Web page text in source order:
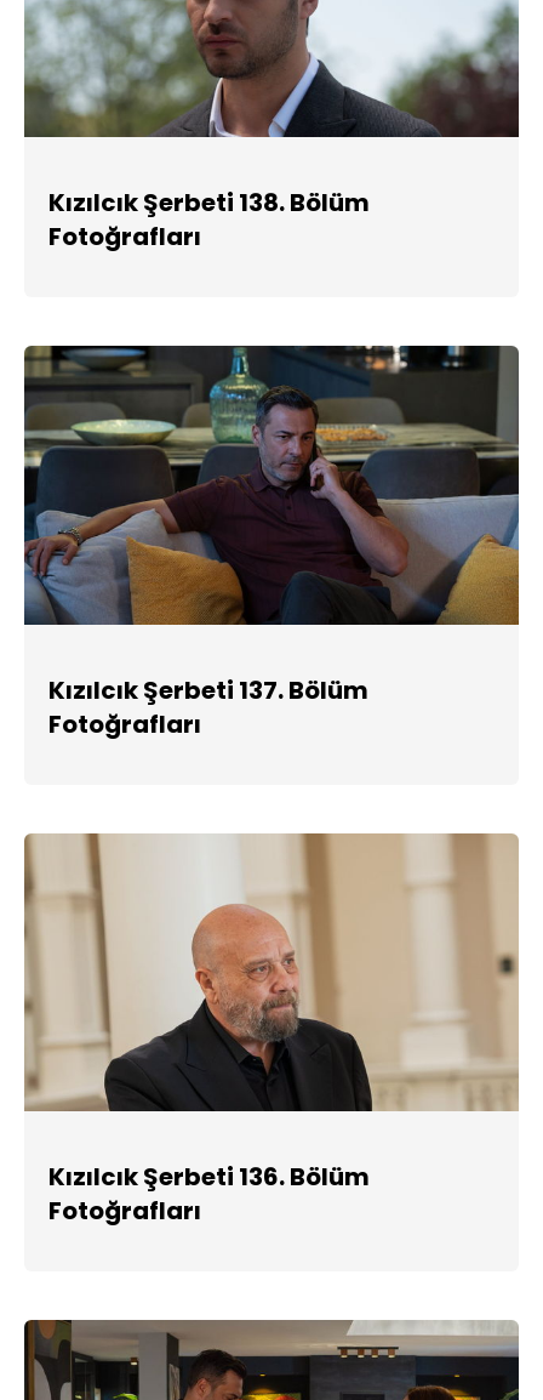
Kızılcık Şerbeti 138. Bölüm
Fotoğrafları
Kızılcık Şerbeti 137. Bölüm
Fotoğrafları
Kızılcık Şerbeti 136. Bölüm
Fotoğrafları